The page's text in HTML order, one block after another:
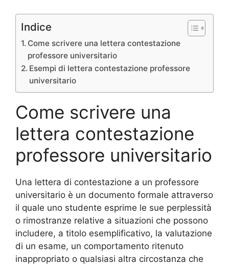
Indice
Come scrivere una lettera contestazione
professore universitario
Esempi di lettera contestazione professore
universitario
Come scrivere una
lettera contestazione
professore universitario
Una lettera di contestazione a un professore
universitario è un documento formale attraverso
il quale uno studente esprime le sue perplessità
o rimostranze relative a situazioni che possono
includere, a titolo esemplificativo, la valutazione
di un esame, un comportamento ritenuto
inappropriato o qualsiasi altra circostanza che